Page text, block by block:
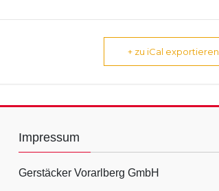
+ zu iCal exportieren
Impressum
Gerstäcker Vorarlberg GmbH